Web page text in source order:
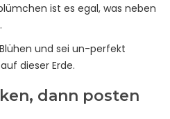
ist es egal, was neben
und sei un-perfekt
dieser Erde.
dann posten